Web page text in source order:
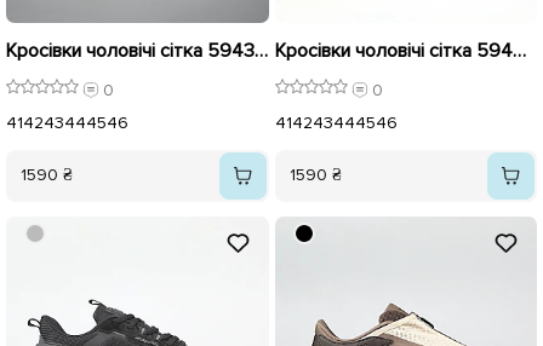
Кросівки чоловічі сітка 594394 Молочні
0
414243444546
1590 ₴
Кросівки чоловічі сітка 594648 Сірі
0
414243444546
1590 ₴